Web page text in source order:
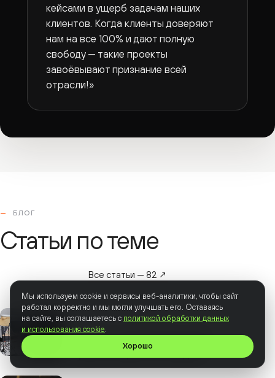
кейсами в ущерб задачам наших
клиентов. Когда клиенты доверяют
нам на все 100% и дают полную
свободу — такие проекты
завоёвывают признание всей
отрасли!»
БЛОГ
Статьи по теме
Все статьи — 82 ↗
ФОРМАТЫ · 18 ИЮЛЯ 2026 Г. · 17 МИН
Для чего вашей компании
презентационное видео?
Мы используем cookie и сервисы веб-аналитики, чтобы сайт
работал корректно и мы могли улучшать его. Оставаясь
на сайте, вы соглашаетесь с политикой обработки данных
и использования cookie.
Хорошо